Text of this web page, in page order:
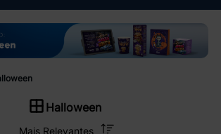
Halloween